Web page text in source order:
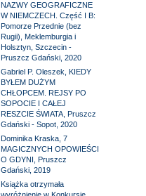
NAZWY GEOGRAFICZNE
W NIEMCZECH. Część I B:
Pomorze Przednie (bez
Rugii), Meklemburgia i
Holsztyn, Szczecin -
Pruszcz Gdański, 2020
Gabriel P. Oleszek, KIEDY
BYŁEM DUŻYM
CHŁOPCEM. REJSY PO
SOPOCIE I CAŁEJ
RESZCIE ŚWIATA, Pruszcz
Gdański - Sopot, 2020
Dominika Kraska, 7
MAGICZNYCH OPOWIEŚCI
O GDYNI, Pruszcz
Gdański, 2019
Książka otrzymała